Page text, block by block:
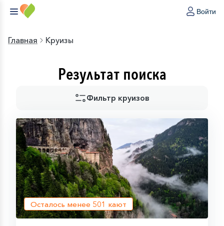
Войти
Главная Круизы
Результат поиска
Фильтр круизов
Осталось менее 501 кают